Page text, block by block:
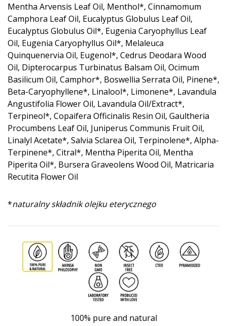
Mentha Arvensis Leaf Oil, Menthol*, Cinnamomum
Camphora Leaf Oil, Eucalyptus Globulus Leaf Oil,
Eucalyptus Globulus Oil*, Eugenia Caryophyllus Leaf
Oil, Eugenia Caryophyllus Oil*, Melaleuca
Quinquenervia Oil, Eugenol*, Cedrus Deodara Wood
Oil, Dipterocarpus Turbinatus Balsam Oil, Ocimum
Basilicum Oil, Camphor*, Boswellia Serrata Oil, Pinene*,
Beta-Caryophyllene*, Linalool*, Limonene*, Lavandula
Angustifolia Flower Oil, Lavandula Oil/Extract*,
Terpineol*, Copaifera Officinalis Resin Oil, Gaultheria
Procumbens Leaf Oil, Juniperus Communis Fruit Oil,
Linalyl Acetate*, Salvia Sclarea Oil, Terpinolene*, Alpha-
Terpinene*, Citral*, Mentha Piperita Oil, Mentha
Piperita Oil*, Bursera Graveolens Wood Oil, Matricaria
Recutita Flower Oil
*naturalny składnik olejku eterycznego
100% pure and natural